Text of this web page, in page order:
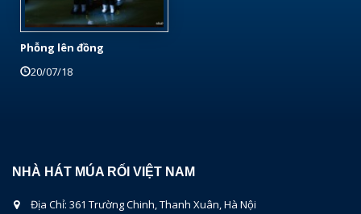
Phỗng lên đồng
20/07/18
NHÀ HÁT MÚA RỐI VIỆT NAM
Địa Chỉ: 361 Trường Chinh, Thanh Xuân, Hà Nội